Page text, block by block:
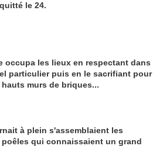
le 24.
occupa les lieux en respectant dans
particulier puis en le sacrifiant pour
murs de briques...
à plein s'assemblaient les
qui connaissaient un grand